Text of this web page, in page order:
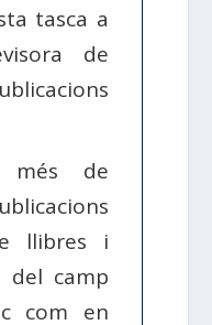
tasca a
​​de
més de
llibres i
del camp
com en